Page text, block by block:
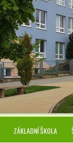
ZÁKLADNÍ ŠKOLA